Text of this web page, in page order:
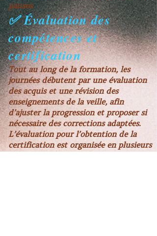
pauses
✅ Évaluation des
compétences et
certification
Tout au long de la formation, les
journées débutent par une évaluation
des acquis et une révision des
enseignements de la veille, afin
d’ajuster la progression et proposer si
nécessaire des corrections adaptées.
L’évaluation pour l’obtention de la
certification est organisée en plusieurs